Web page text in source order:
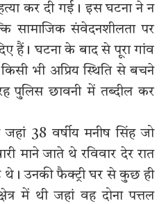
कर दी गई। इस घटना ने न
सामाजिक संवेदनशीलता पर
हैं। घटना के बाद से पूरा गांव
भी अप्रिय स्थिति से बचने
पुलिस छावनी में तब्दील कर
38 वर्षीय मनीष सिंह जो
माने जाते थे रविवार देर रात
थे। उनकी फैक्ट्री घर से कुछ ही
में थी जहां वह दोना पत्तल